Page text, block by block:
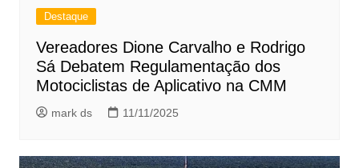
Destaque
Vereadores Dione Carvalho e Rodrigo
Sá Debatem Regulamentação dos
Motociclistas de Aplicativo na CMM
mark ds 11/11/2025